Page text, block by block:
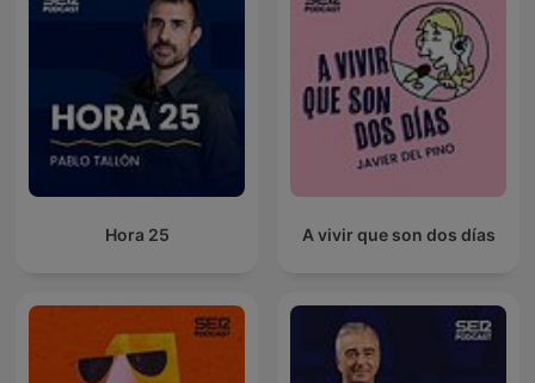
Hora 25 A vivir que son dos días